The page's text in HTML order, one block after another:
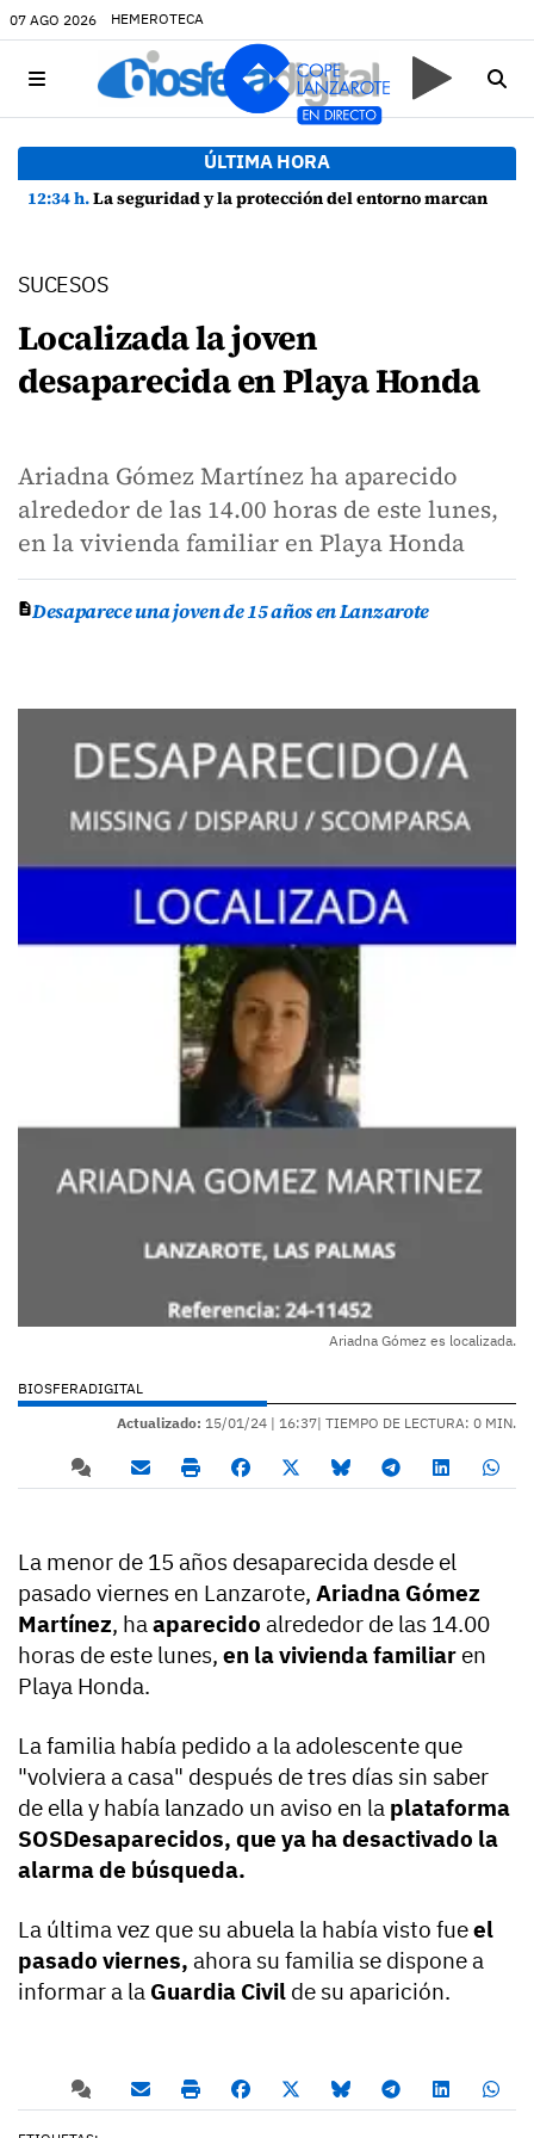
07 AGO 2026 HEMEROTECA
ÚLTIMA HORA
12:34 h.La seguridad y la protección del entorno marcan la planificación de las Fiestas de La Caleta de Famara
SUCESOS
Localizada la joven
desaparecida en Playa Honda
Ariadna Gómez Martínez ha aparecido
alrededor de las 14.00 horas de este lunes,
en la vivienda familiar en Playa Honda
Desaparece una joven de 15 años en Lanzarote
Ariadna Gómez es localizada.
BIOSFERADIGITAL
Actualizado: 15/01/24 | 16:37| TIEMPO DE LECTURA: 0 MIN.
La menor de 15 años desaparecida desde el
pasado viernes en Lanzarote, Ariadna Gómez
Martínez, ha aparecido alrededor de las 14.00
horas de este lunes, en la vivienda familiar en
Playa Honda.
La familia había pedido a la adolescente que
"volviera a casa" después de tres días sin saber
de ella y había lanzado un aviso en la plataforma
SOSDesaparecidos, que ya ha desactivado la
alarma de búsqueda.
La última vez que su abuela la había visto fueel
pasado viernes, ahora su familia se dispone a
informar a la Guardia Civil de su aparición.